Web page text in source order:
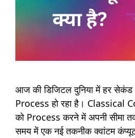
आज की डिजिटल दुनिया में हर सेकंड
Process हो रहा है। Classical
को Process करने में अपनी सीमा
समय में एक नई तकनीक क्वांटम